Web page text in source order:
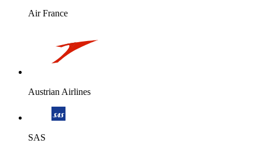
Air France
Austrian Airlines
SAS